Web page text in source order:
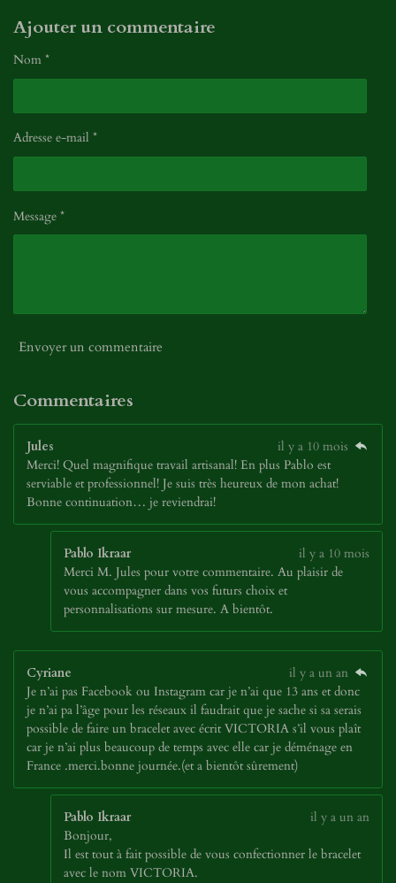
Ajouter un commentaire
Nom *
Adresse e-mail *
Message *
Envoyer un commentaire
Commentaires
Jules
il y a 10 mois
Merci! Quel magnifique travail artisanal! En plus Pablo est
serviable et professionnel! Je suis très heureux de mon achat!
Bonne continuation… je reviendrai!
Pablo Ikraar
il y a 10 mois
Merci M. Jules pour votre commentaire. Au plaisir de
vous accompagner dans vos futurs choix et
personnalisations sur mesure. A bientôt.
Cyriane
il y a un an
Je n’ai pas Facebook ou Instagram car je n’ai que 13 ans et donc
je n’ai pa l’âge pour les réseaux il faudrait que je sache si sa serais
possible de faire un bracelet avec écrit VICTORIA s’il vous plaît
car je n’ai plus beaucoup de temps avec elle car je déménage en
France .merci.bonne journée.(et a bientôt sûrement)
Pablo Ikraar
il y a un an
Bonjour,
Il est tout à fait possible de vous confectionner le bracelet
avec le nom VICTORIA.